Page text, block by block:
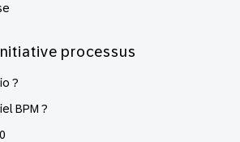
processus
?
BPM ?